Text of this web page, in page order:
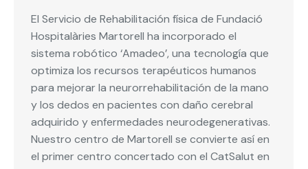
El Servicio de Rehabilitación física de Fundació
Hospitalàries Martorell ha incorporado el
sistema robótico ‘Amadeo’, una tecnología que
optimiza los recursos terapéuticos humanos
para mejorar la neurorrehabilitación de la mano
y los dedos en pacientes con daño cerebral
adquirido y enfermedades neurodegenerativas.
Nuestro centro de Martorell se convierte así en
el primer centro concertado con el CatSalut en